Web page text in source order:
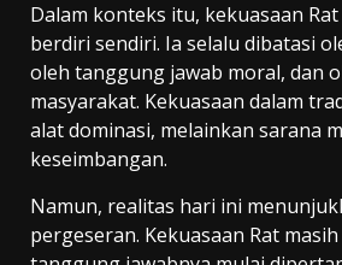
Dalam konteks itu, kekuasaan
berdiri sendiri. Ia selalu dibatasi
oleh tanggung jawab moral, dan
masyarakat. Kekuasaan dalam
alat dominasi, melainkan sarana
keseimbangan.
Namun, realitas hari ini
pergeseran. Kekuasaan Rat